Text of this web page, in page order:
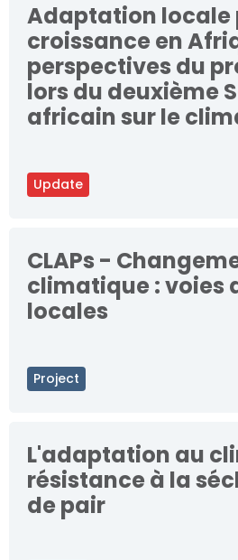
Update
Adaptation locale
croissance en
perspectives du
lors du deuxième
africain sur le
Project
CLAPs -
climatique : voies
locales
L'adaptation au
résistance à la
de pair